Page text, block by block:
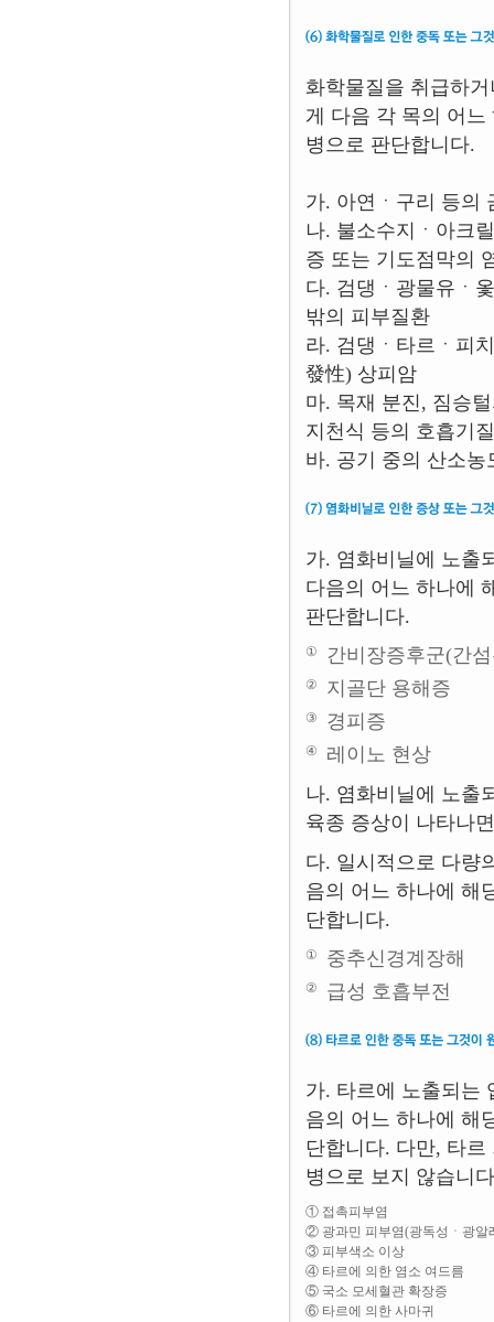
화학물질을 취급하
게 다음 각 목의 어
병으로 판단합니다.
가. 아연ㆍ구리 등의
나. 불소수지ㆍ아크
증 또는 기도점막의
다. 검댕ㆍ광물유ㆍ
밖의 피부질환
라. 검댕ㆍ타르ㆍ피
發性) 상피암
마. 목재 분진, 짐승
지천식 등의 호흡기
바. 공기 중의 산소
가. 염화비닐에 노출
다음의 어느 하나에
판단합니다.
① 간비장증후군(간
② 지골단 용해증
③ 경피증
④
레이노 현상
나. 염화비닐에 노출
육종 증상이 나타나
다. 일시적으로 다량
음의 어느 하나에 해
단합니다.
① 중추신경계장해
② 급성 호흡부전
가. 타르에 노출되는
음의 어느 하나에 해
단합니다. 다만, 타
병으로 보지 않습니
① 접촉피부염
② 광과민 피부염(광독성ㆍ광알
③ 피부색소 이상
④ 타르에 의한 염소 여드름
⑤ 국소 모세혈관 확장증
⑥ 타르에 의한 사마귀